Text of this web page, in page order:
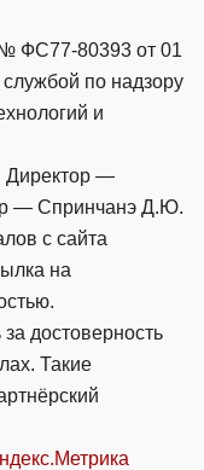
ФС77-80393 от 01
по надзору
и
—
— Спринчанэ Д.Ю.
с сайта
на
достоверность
Такие